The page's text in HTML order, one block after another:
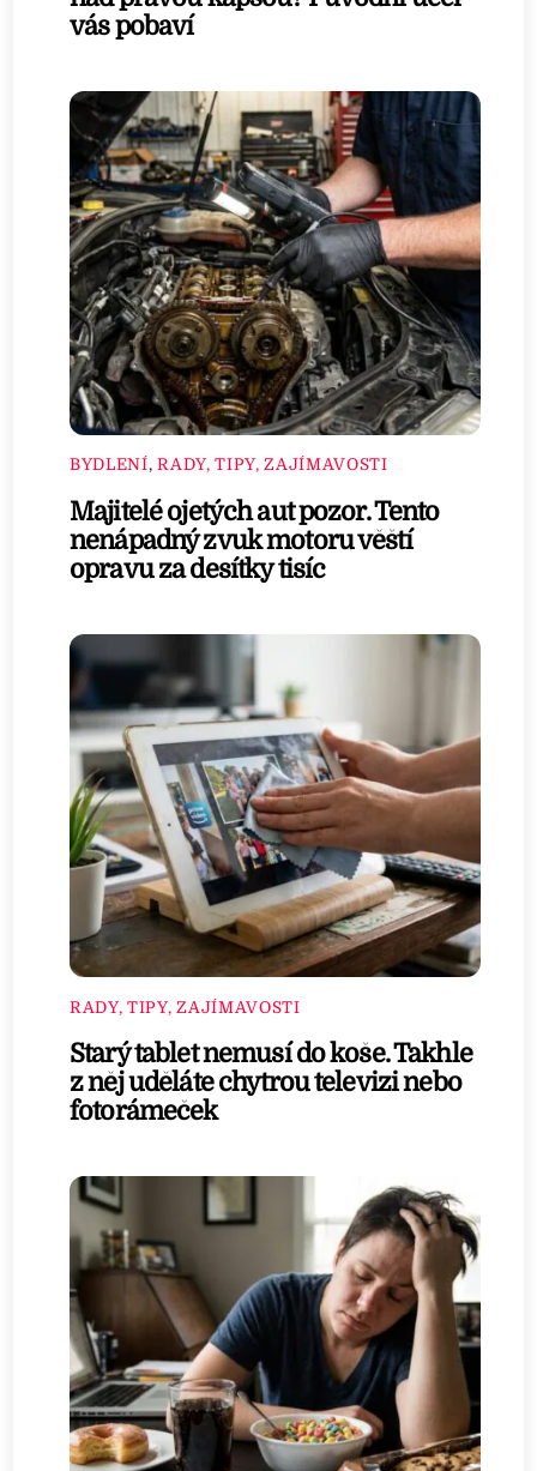
vás pobaví
BYDLENÍ,RADY, TIPY, ZAJÍMAVOSTI
Majitelé ojetých aut pozor. Tento
nenápadný zvuk motoru věští
opravu za desítky tisíc
RADY, TIPY, ZAJÍMAVOSTI
Starý tablet nemusí do koše. Takhle
z něj uděláte chytrou televizi nebo
fotorámeček